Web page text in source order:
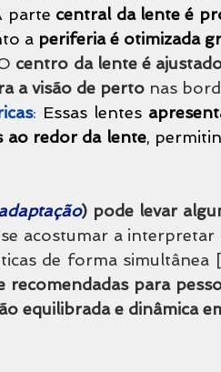
parte central da lente é
a periferia é otimizada
centro da lente é
a visão de perto nas
: Essas lentes
ao redor da lente,
) pode levar
acostumar a
de forma simultânea [
recomendadas para
equilibrada e dinâmica